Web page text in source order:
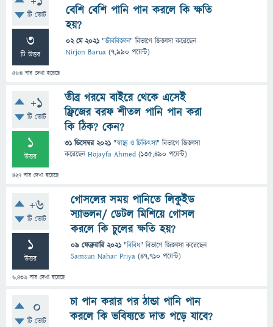
টি ভোট
3
টি উত্তর
584 বার দেখা হয়েছে
বেশি বেশি পানি পান করলে কি ক্ষতি
হয়?
02 মে 2021 "জীববিজ্ঞান" বিভাগে জিজ্ঞাসাকরেছেন
Nirjon Barua (7,990 পয়েন্ট)
+1
টি ভোট
1
উত্তর
427 বার দেখা হয়েছে
তীব্র গরমে বাইরে থেকে এসেই
ফ্রিজের বরফ শীতল পানি পান করা
কি ঠিক? কেন?
31 ডিসেম্বর 2021 "স্বাস্থ্য ও চিকিৎসা" বিভাগে জিজ্ঞাসা
করেছেনHojayfa Ahmed (135,490 পয়েন্ট)
+6
টি ভোট
1
উত্তর
6,436 বার দেখা হয়েছে
গোসলের সময় পানিতে লিকুইড
স্যাভলন/ ডেটল মিশিয়ে গোসল
করলে কি চুলের ক্ষতি হয়?
09 ফেব্রুয়ারি 2021 "বিবিধ" বিভাগে জিজ্ঞাসাকরেছেন
Samsun Nahar Priya (47,710 পয়েন্ট)
0
টি ভোট
চা পান করার পর ঠান্ডা পানি পান
করলে কি ভবিষ্যতে দাত পড়ে যাবে?